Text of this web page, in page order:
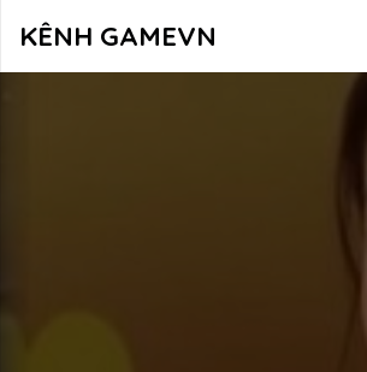
KÊNH GAMEVN